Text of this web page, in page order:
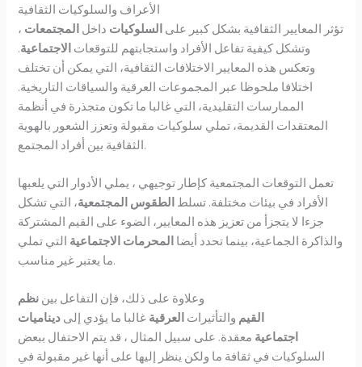
الأعراف والسلوكيات الثقافية
تؤثر المعايير الثقافية بشكل كبير على السلوكيات داخل المجتمعات ،
وتشكل كيفية تفاعل الأفراد واستجابتهم للتوقعات الاجتماعية.
وتعكس هذه المعايير الاختلافات الثقافية، التي يمكن أن تختلف
اختلافا ملحوظا عبر المجموعات العرقية والسياقات التاريخية.
الممارسات التقليدية، التي غالبا ما تكون متجذرة في أنظمة
المعتقدات القديمة، تملي سلوكيات مقبولة وتعزز الشعور بالهوية
الثقافية بين أفراد المجتمع.
تعمل التوقعات المجتمعية كإطار توجيهي ، يملي الأدوار التي يلعبها
الأفراد في بيئات مختلفة. تسلط الطقوس المجتمعية، التي تشكل
جزءا لا يتجزأ من تعزيز هذه المعايير، الضوء على القيم المشتركة
والذاكرة الجماعية، بينما تحدد أيضا المحرمات الاجتماعية التي تملي
ما يعتبر غير مناسب.
وعلاوة على ذلك، فإن التفاعل بين نظم
القيم والتأثيرات العرقية غالبا ما يؤدي إلى ديناميات
اجتماعية معقدة. على سبيل المثال ، قد يتم الاحتفال ببعض
السلوكيات في ثقافة ما ولكن ينظر إليها على أنها غير مقبولة في